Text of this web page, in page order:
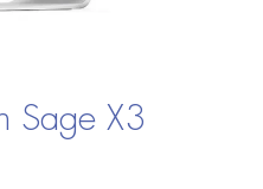
Sage X3